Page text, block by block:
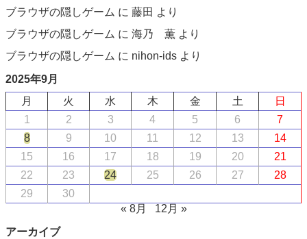
ブラウザの隠しゲーム に 藤田 より
ブラウザの隠しゲーム に 海乃 薫 より
ブラウザの隠しゲーム に nihon-ids より
2025年9月
月
火 水 木 金 土
日
1
2 3 4 5 6
7
8
9 10 11 12 13
14
15
16 17 18 19 20
21
22
23 24 25 26 27
28
29
30
« 8月
12月 »
アーカイブ